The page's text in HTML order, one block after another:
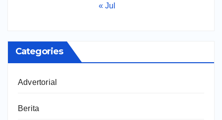
« Jul
Categories
Advertorial
Berita